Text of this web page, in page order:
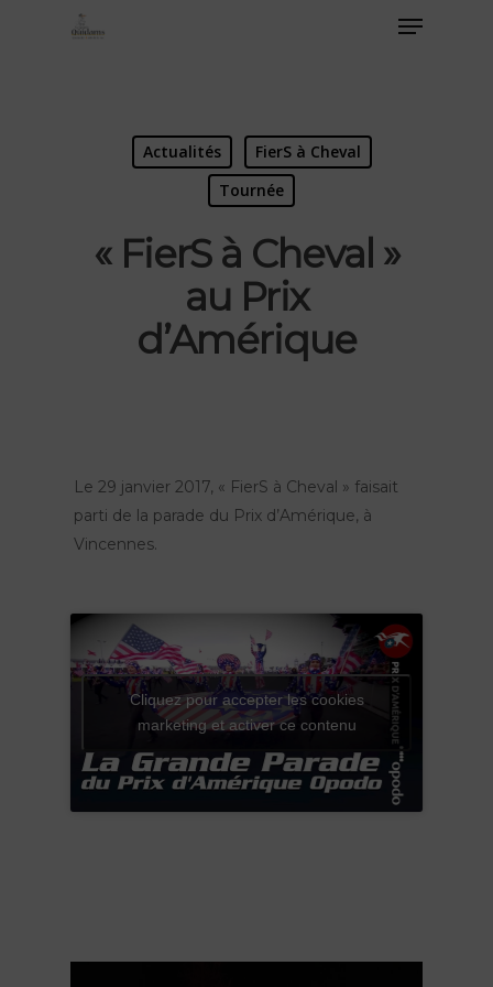
Actualités
FierS à Cheval
Tournée
« FierS à Cheval »
au Prix
d’Amérique
Le 29 janvier 2017, « FierS à Cheval » faisait
parti de la parade du Prix d’Amérique, à
Vincennes.
Cliquez pour accepter les cookies
marketing et activer ce contenu